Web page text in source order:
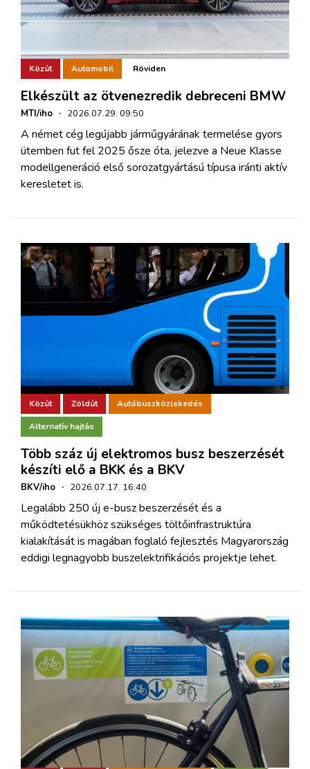
Közút Automobil Röviden
Elkészült az ötvenezredik debreceni BMW
MTI/iho · 2026.07.29. 09:50
A német cég legújabb járműgyárának termelése gyors
ütemben fut fel 2025 ősze óta, jelezve a Neue Klasse
modellgeneráció első sorozatgyártású típusa iránti aktív
keresletet is.
Közút Zöldút Autóbuszközlekedés
Alternatív hajtás
Több száz új elektromos busz beszerzését
készíti elő a BKK és a BKV
BKV/iho · 2026.07.17. 16:40
Legalább 250 új e-busz beszerzését és a
működtetésükhöz szükséges töltőinfrastruktúra
kialakítását is magában foglaló fejlesztés Magyarország
eddigi legnagyobb buszelektrifikációs projektje lehet.